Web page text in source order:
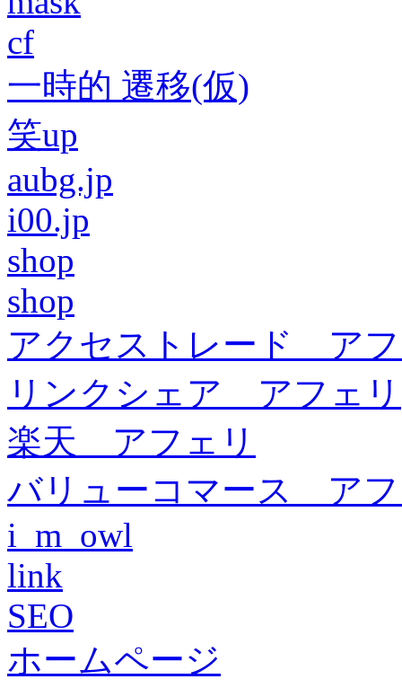
cf
一時的 遷移(仮)
笑up
aubg.jp
i00.jp
shop
shop
アクセストレード ア
リンクシェア アフェリ
楽天 アフェリ
バリューコマース ア
i_m_owl
link
SEO
ホームページ